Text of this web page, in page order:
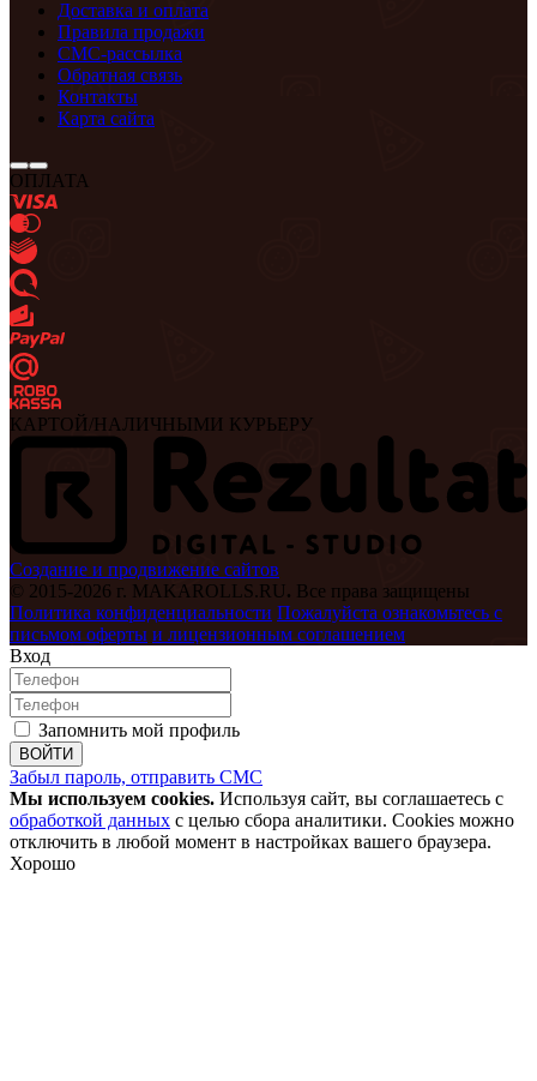
Доставка и оплата
Правила продажи
СМС-рассылка
Обратная связь
Контакты
Карта сайта
ОПЛАТА
КАРТОЙ/НАЛИЧНЫМИ КУРЬЕРУ
Создание и продвижение сайтов
© 2015-2026 г. MAKAROLLS.RU. Все права защищены
Политика конфиденциальности Пожалуйста ознакомьтесь с
письмом оферты и лицензионным соглашением
Вход
Запомнить мой профиль
ВОЙТИ
Забыл пароль, отправить СМС
Мы используем cookies. Используя сайт, вы соглашаетесь с
обработкой данных с целью сбора аналитики. Cookies можно
отключить в любой момент в настройках вашего браузера.
Хорошо